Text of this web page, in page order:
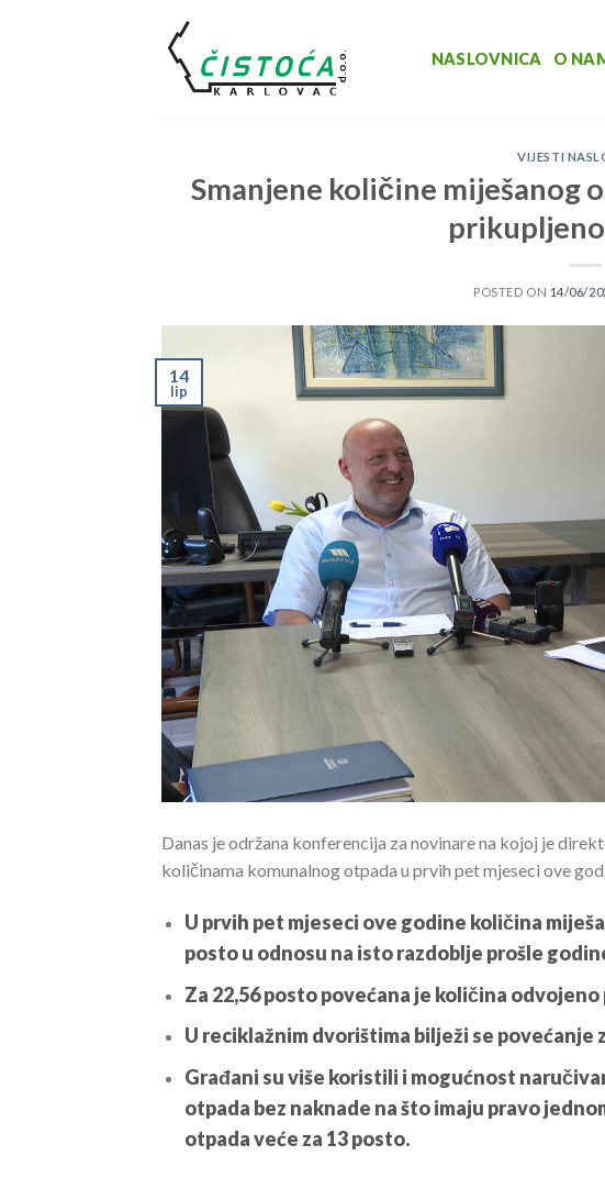
NASLOVNICA O
VIJESTI
Smanjene količine miješanog
POSTED ON 14/06/
14
lip
Danas je održana konferencija za novinare na kojoj je
količinama komunalnog otpada u prvih pet mjeseci ove
U prvih pet mjeseci ove godine količina
posto u odnosu na isto razdoblje prošle
Za 22,56 posto povećana je količina
U reciklažnim dvorištima bilježi se povećanje
Građani su više koristili i mogućnost
otpada bez naknade na što imaju pravo
otpada veće za 13 posto.